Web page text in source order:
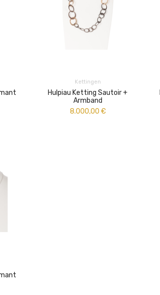
Kettingen
Hulpiau Ketting Sautoir +
Armband
8.000,00 €